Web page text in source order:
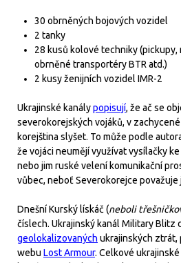
30 obrněných bojových vozidel
2 tanky
28 kusů kolové techniky (pickupy,
obrněné transportéry BTR atd.)
2 kusy ženijních vozidel IMR-2
Ukrajinské kanálypopisují, že ač se
severokorejských vojáků, v
korejština slyšet. To může podle
že vojáci neumějí využívat vysílačky
nebo jim ruské velení komunikační
vůbec, neboť Severokorejce považuje
Dnešní Kurský lískáč (neboli
číslech. Ukrajinský kanál Military Blitz
geolokalizovaných ukrajinských ztrát,
webu Lost Armour. Celkové